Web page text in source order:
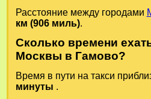
Расстояние между городами
км (906 миль).
Сколько времени
Москвы в Гамово?
Время в пути на такси
минуты .